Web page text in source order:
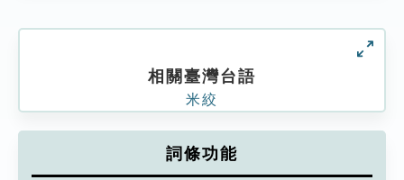
相關臺灣台語
米絞
詞條功能